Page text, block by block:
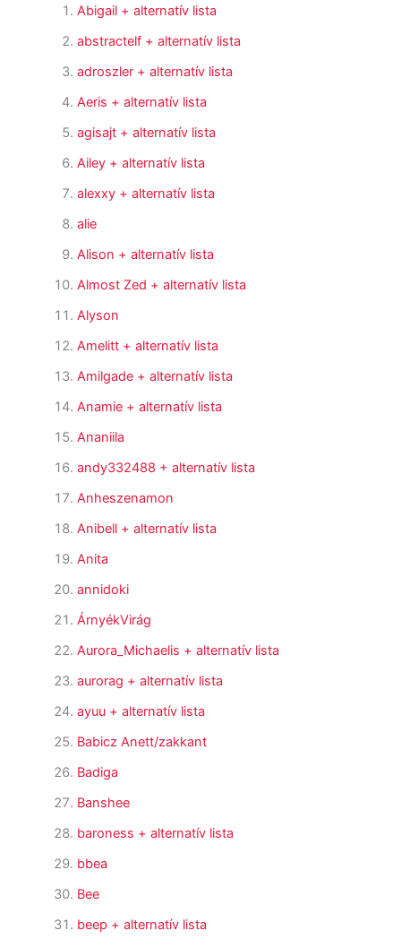
Abigail + alternatív lista
abstractelf + alternatív lista
adroszler + alternatív lista
Aeris + alternatív lista
agisajt + alternatív lista
Ailey + alternatív lista
alexxy + alternatív lista
alie
Alison + alternatív lista
Almost Zed + alternatív lista
Alyson
Amelitt + alternatív lista
Amilgade + alternatív lista
Anamie + alternatív lista
Ananiila
andy332488 + alternatív lista
Anheszenamon
Anibell + alternatív lista
Anita
annidoki
ÁrnyékVirág
Aurora_Michaelis + alternatív lista
aurorag + alternatív lista
ayuu + alternatív lista
Babicz Anett/zakkant
Badiga
Banshee
baroness + alternatív lista
bbea
Bee
beep + alternatív lista